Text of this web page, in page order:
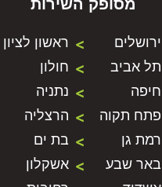
מסופק השירות
ירושלים
ראשון לציון
תל אביב
חולון
חיפה
נתניה
פתח תקוה
הרצליה
רמת גן
בת ים
באר שבע
אשקלון